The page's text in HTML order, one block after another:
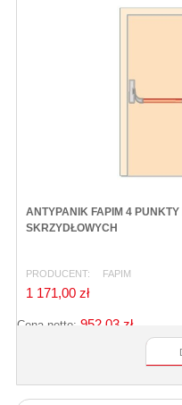
ANTYPANIK FAPIM 4
SKRZYDŁOWYCH
PRODUCENT: FAPIM
1 171,00 zł
Cena netto: 952,03 zł